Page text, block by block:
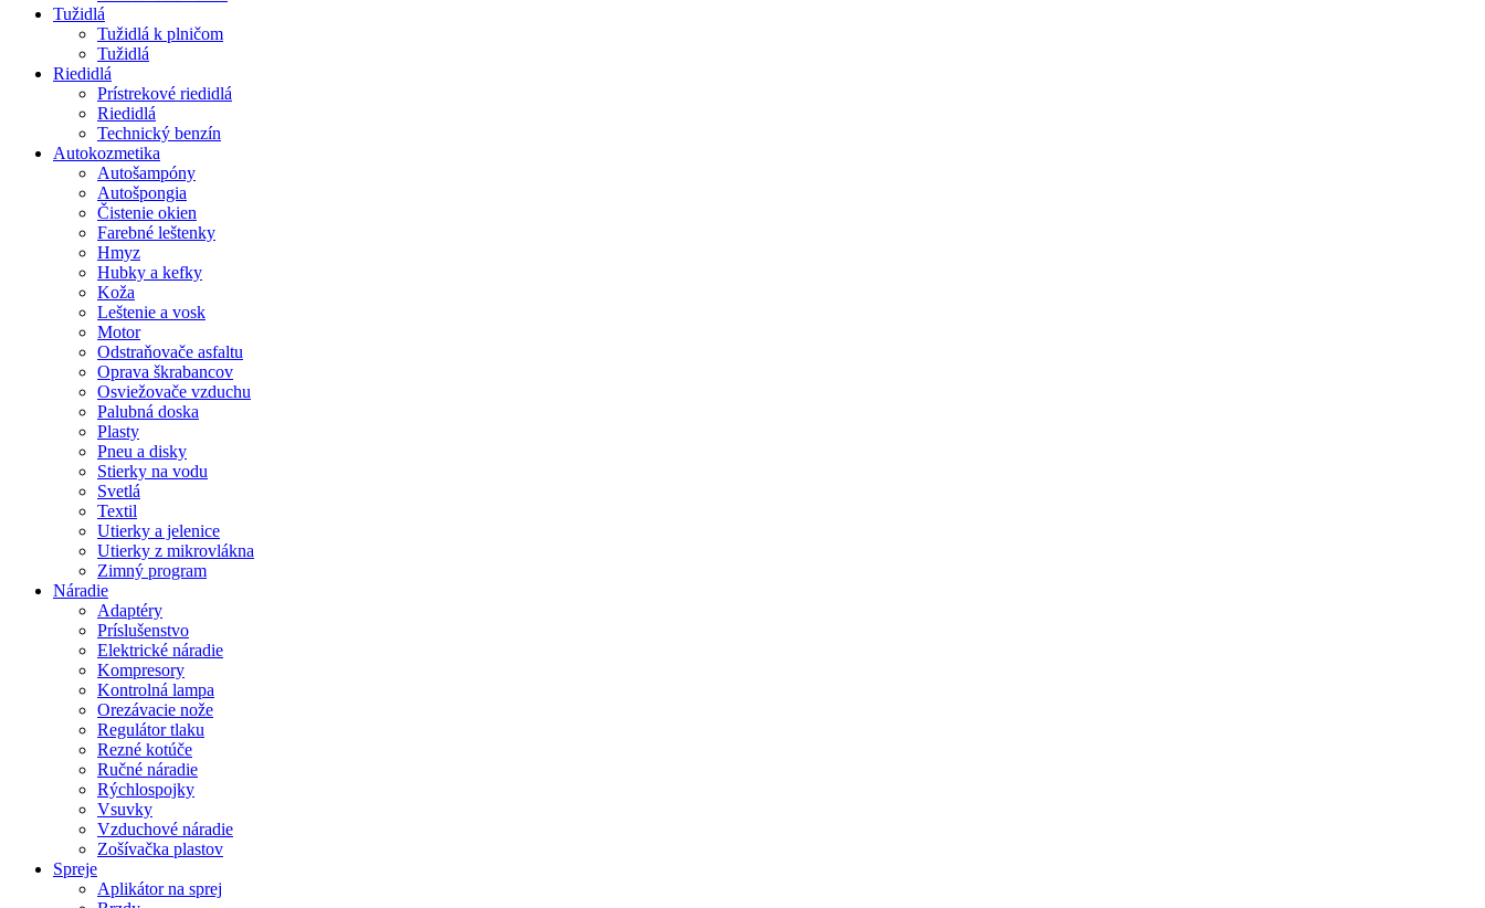
Tužidlá
Tužidlá k plničom
Tužidlá
Riedidlá
Prístrekové riedidlá
Riedidlá
Technický benzín
Autokozmetika
Autošampóny
Autošpongia
Čistenie okien
Farebné leštenky
Hmyz
Hubky a kefky
Koža
Leštenie a vosk
Motor
Odstraňovače asfaltu
Oprava škrabancov
Osviežovače vzduchu
Palubná doska
Plasty
Pneu a disky
Stierky na vodu
Svetlá
Textil
Utierky a jelenice
Utierky z mikrovlákna
Zimný program
Náradie
Adaptéry
Príslušenstvo
Elektrické náradie
Kompresory
Kontrolná lampa
Orezávacie nože
Regulátor tlaku
Rezné kotúče
Ručné náradie
Rýchlospojky
Vsuvky
Vzduchové náradie
Zošívačka plastov
Spreje
Aplikátor na sprej